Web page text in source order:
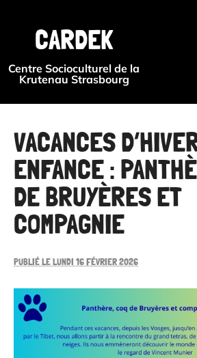
CARDEK
Centre Socioculturel de la
Krutenau Strasbourg
VACANCES
ENFANCE :
DE BRUYÈRES ET
COMPAGNIE
PUBLIÉ LE LUNDI 16 FÉVRIER 2026